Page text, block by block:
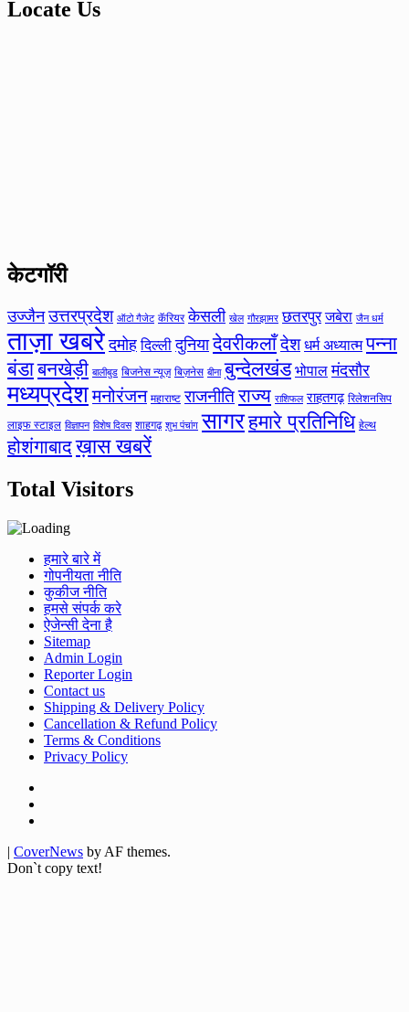
Locate Us
केटगॉरी
उज्जैन उत्तरप्रदेश ऑटो गैजेट कॅरियर केसली खेल गौरझामर छतरपुर जबेरा जैन धर्म
ताज़ा खबरे दमोह दिल्ली दुनिया देवरीकलाँदेश धर्म अध्यात्म पन्ना
बंडाबनखेड़ी बालीबुड बिजनेस न्यूज़ बिज़नेस बीना बुन्देलखंड भोपाल मंदसौर
मध्यप्रदेशमनोरंजन महाराष्ट राजनीतिराज्य राशिफल राहतगढ़ रिलेशनसिप
लाइफ स्टाइल विज्ञापन विशेष दिवस शाहगढ़ शुभ पंचांग सागरहमारे प्रतिनिधि हेल्थ
होशंगाबादख़ास खबरें
Total Visitors
हमारे बारे में
गोपनीयता नीति
कुकीज नीति
हमसे संपर्क करे
ऐजेन्सी देना है
Sitemap
Admin Login
Reporter Login
Contact us
Shipping & Delivery Policy
Cancellation & Refund Policy
Terms & Conditions
Privacy Policy
| CoverNews by AF themes.
Don`t copy text!